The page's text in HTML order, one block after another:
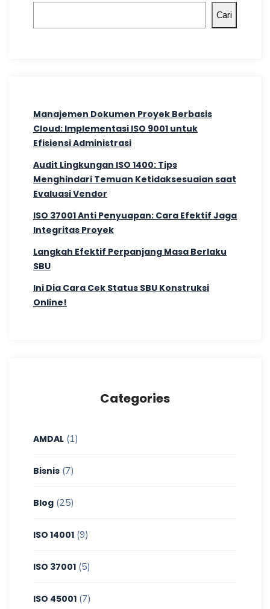
Cari
Manajemen Dokumen Proyek Berbasis
Cloud: Implementasi ISO 9001 untuk
Efisiensi Administrasi
Audit Lingkungan ISO 1400: Tips
Menghindari Temuan Ketidaksesuaian saat
Evaluasi Vendor
ISO 37001 Anti Penyuapan: Cara Efektif Jaga
Integritas Proyek
Langkah Efektif Perpanjang Masa Berlaku
SBU
Ini Dia Cara Cek Status SBU Konstruksi
Online!
Categories
AMDAL (1)
Bisnis (7)
Blog (25)
ISO 14001 (9)
ISO 37001 (5)
ISO 45001 (7)